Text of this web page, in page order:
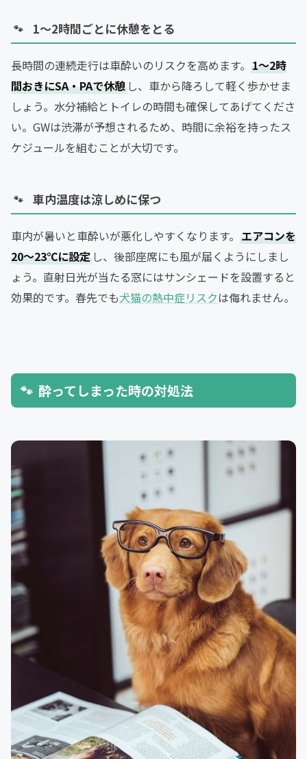
1〜2時間ごとに休憩をとる
長時間の連続走行は車酔いのリスクを高めます。 1〜2時
間おきにSA・PAで休憩 し、車から降ろして軽く歩かせま
しょう。水分補給とトイレの時間も確保してあげてくださ
い。GWは渋滞が予想されるため、時間に余裕を持ったス
ケジュールを組むことが大切です。
車内温度は涼しめに保つ
車内が暑いと車酔いが悪化しやすくなります。 エアコンを
20〜23℃に設定 し、後部座席にも風が届くようにしまし
ょう。直射日光が当たる窓にはサンシェードを設置すると
効果的です。春先でも犬猫の熱中症リスクは侮れません。
酔ってしまった時の対処法